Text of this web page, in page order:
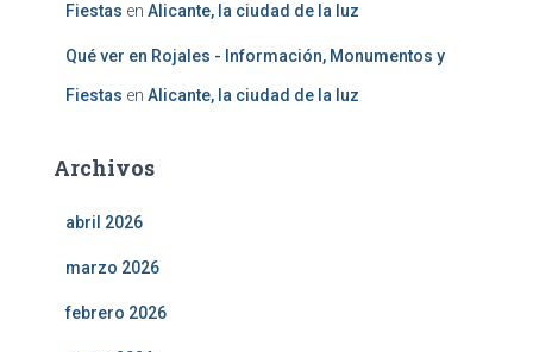
Fiestas en Alicante, la ciudad de la luz
Qué ver en Rojales - Información, Monumentos y
Fiestas en Alicante, la ciudad de la luz
Archivos
abril 2026
marzo 2026
febrero 2026